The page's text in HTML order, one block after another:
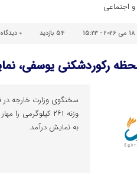
اجتماعی
18 می 2026 - 15:23 54 بازدید ۰ دیدگاه
رکوردشکنی یوسفی،
سخنگوی وزارت خارجه
وزنه ۲۶۱
به نمایش درآمد.